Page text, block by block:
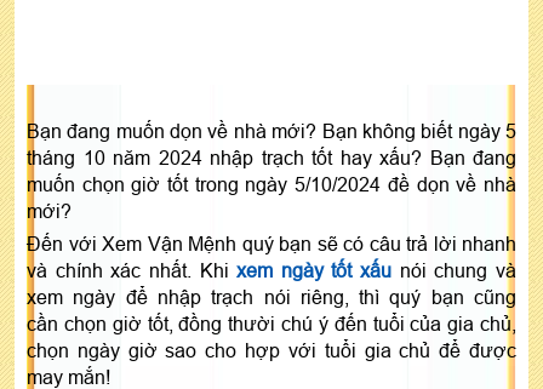
Bạn đang muốn dọn về nhà mới? Bạn không biết ngày 5
tháng 10 năm 2024 nhập trạch tốt hay xấu? Bạn đang
muốn chọn giờ tốt trong ngày 5/10/2024 đề dọn về nhà
mới?
Đến với Xem Vận Mệnh quý bạn sẽ có câu trả lời nhanh
và chính xác nhất. Khixem ngày tốt xấu nói chung và
xem ngày để nhập trạch nói riêng, thì quý bạn cũng
cần chọn giờ tốt, đồng thười chú ý đến tuổi của gia chủ,
chọn ngày giờ sao cho hợp với tuổi gia chủ để được
may mắn!